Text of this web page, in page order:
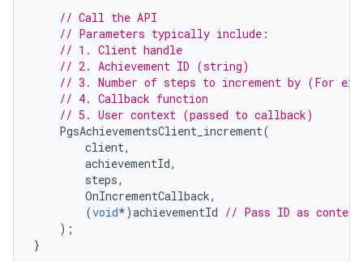
// Call the API
// Parameters typically include:
// 1. Client handle
// 2. Achievement ID (string)
// 3. Number of steps to increment by (For
// 4. Callback function
// 5. User context (passed to callback)
PgsAchievementsClient_increment(
client,
achievementId,
steps,
OnIncrementCallback,
(void*)achievementId // Pass ID as
);
}